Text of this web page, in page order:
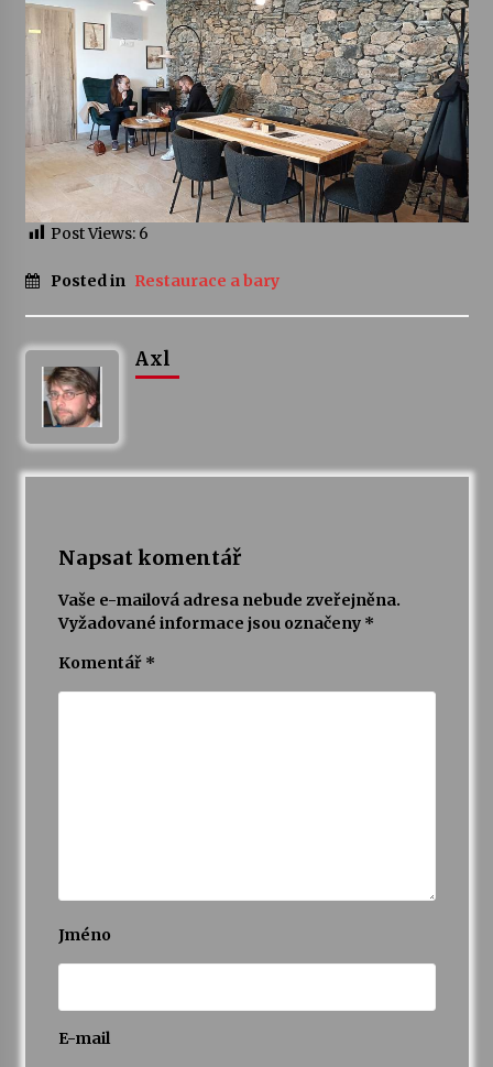
Za kulturou kousek za Humpolec. V Želivě ožije
odkaz Josefa Čapka
13. 7. 2026
Varhanní recitál Michala Novenka v Klášteře
Želiv
3. 7. 2026
Post Views: 6
Posted in Restaurace a bary
Axl
Napsat komentář
Vaše e-mailová adresa nebude zveřejněna.
Vyžadované informace jsou označeny *
Komentář *
Jméno
E-mail